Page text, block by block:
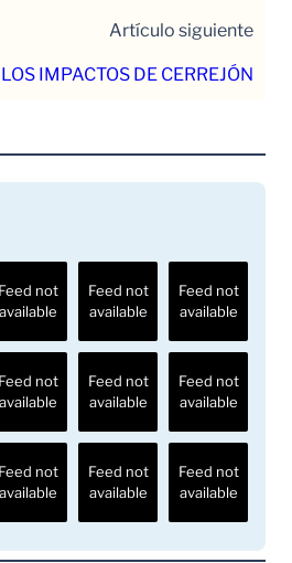
Artículo siguiente
IMPACTOS DE CERREJÓN
Feed not
available
Feed not
available
Feed not
available
Feed not
available
Feed not
available
Feed not
available
Feed not
available
Feed not
available
Feed not
available